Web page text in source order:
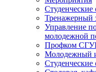
Студенческие
Тренажерный
Управление
молодежной
Профком
Молодежный